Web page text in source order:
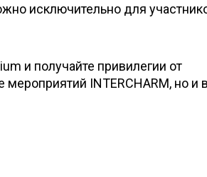
исключительно для
и получайте привилегии от
INTERCHARM, но и в